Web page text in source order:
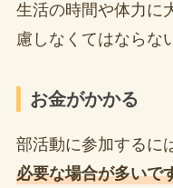
生活の時間や体力に
慮しなくてはならな
お金がかかる
部活動に参加するに
必要な場合が多いで